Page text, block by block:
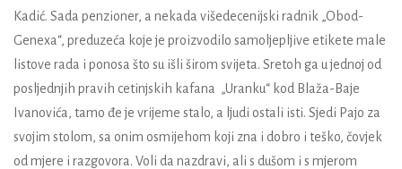
Kadić. Sada penzioner, a nekada višedecenijski radnik „Obod-
Genexa“, preduzeća koje je proizvodilo samoljepljive etikete male
listove rada i ponosa što su išli širom svijeta. Sretoh ga u jednoj od
posljednjih pravih cetinjskih kafana „Uranku“ kod Blaža-Baje
Ivanovića, tamo đe je vrijeme stalo, a ljudi ostali isti. Sjedi Pajo za
svojim stolom, sa onim osmijehom koji zna i dobro i teško, čovjek
od mjere i razgovora. Voli da nazdravi, ali s dušom i s mjerom